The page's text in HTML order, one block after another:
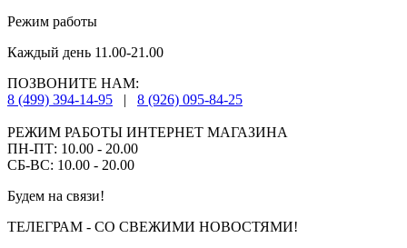
Режим работы
Каждый день 11.00-21.00
ПОЗВОНИТЕ НАМ:
8 (499) 394-14-95
| 8 (926) 095-84-25
РЕЖИМ РАБОТЫ ИНТЕРНЕТ МАГАЗИНА
ПН-ПТ: 10.00 - 20.00
СБ-ВС: 10.00 - 20.00
Будем на связи!
ТЕЛЕГРАМ - СО СВЕЖИМИ НОВОСТЯМИ!